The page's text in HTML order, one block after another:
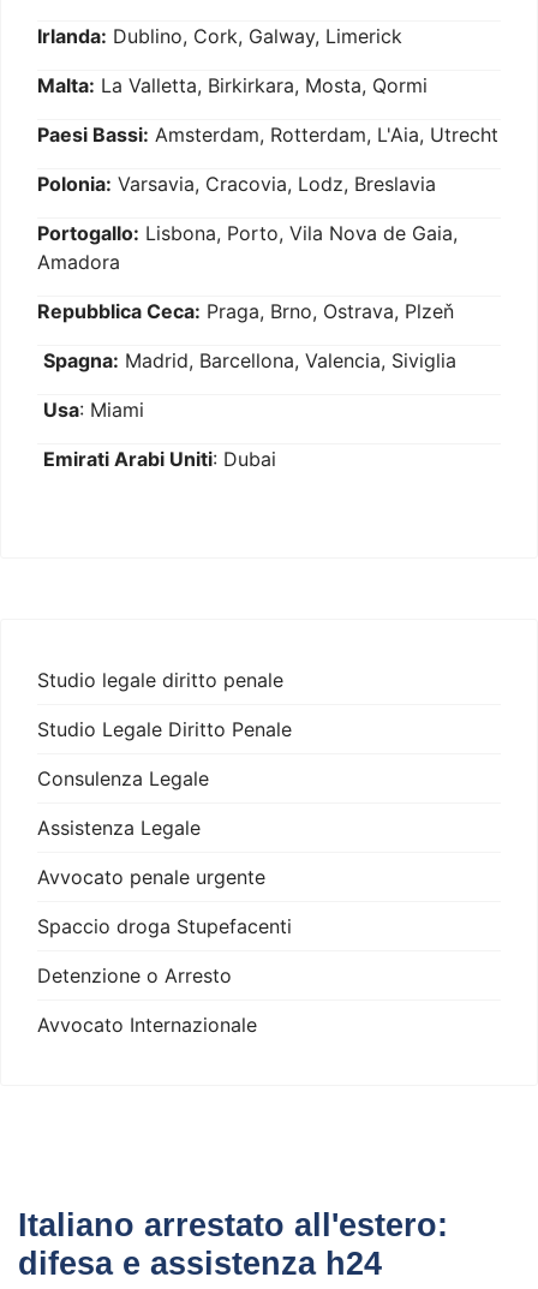
Irlanda: Dublino, Cork, Galway, Limerick
Malta: La Valletta, Birkirkara, Mosta, Qormi
Paesi Bassi: Amsterdam, Rotterdam, L'Aia, Utrecht
Polonia: Varsavia, Cracovia, Lodz, Breslavia
Portogallo: Lisbona, Porto, Vila Nova de Gaia,
Amadora
Repubblica Ceca: Praga, Brno, Ostrava, Plzeň
Spagna: Madrid, Barcellona, Valencia, Siviglia
Usa: Miami
Emirati Arabi Uniti: Dubai
Studio legale diritto penale
Studio Legale Diritto Penale
Consulenza Legale
Assistenza Legale
Avvocato penale urgente
Spaccio droga Stupefacenti
Detenzione o Arresto
Avvocato Internazionale
Italiano arrestato all'estero:
difesa e assistenza h24